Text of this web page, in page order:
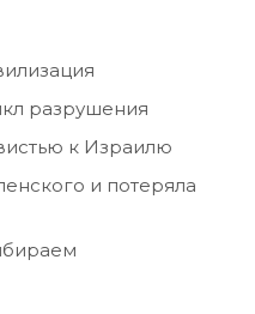
разрушения
к Израилю
и потеряла